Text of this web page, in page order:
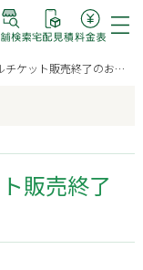
ット販売終了のお知らせ
販売終了